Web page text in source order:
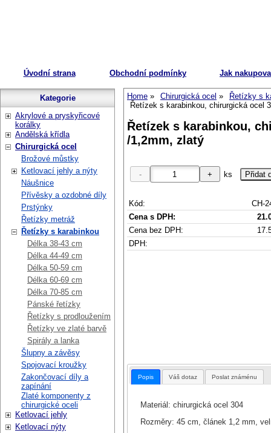
Úvodní strana Obchodní podmínky Jak
Home Chirurgická ocel
Řetízky s
Řetízek s karabinkou, chirurgická ocel
Řetízek s karabinkou,
/1,2mm, zlatý
ks
Kód:
CH-
Cena s DPH:
Cena bez DPH:
DPH:
Popis Váš dotaz Poslat známénu
Materiál: chirurgická ocel 304
Rozměry: 45 cm, článek 1,2 mm,
Kategorie
Akrylové a pryskyřicové
korálky
Andělská křídla
Chirurgická ocel
Brožové můstky
Ketlovací jehly a nýty
Náušnice
Přívěsky a ozdobné díly
Prstýnky
Řetízky metráž
Řetízky s karabinkou
Délka 38-43 cm
Délka 44-49 cm
Délka 50-59 cm
Délka 60-69 cm
Délka 70-85 cm
Pánské řetízky
Řetízky s prodloužením
Řetízky ve zlaté barvě
Spirály a lanka
Šlupny a závěsy
Spojovací kroužky
Zakončovací díly a
zapínání
Zlaté komponenty z
chirurgické oceli
Ketlovací jehly
Ketlovací nýty